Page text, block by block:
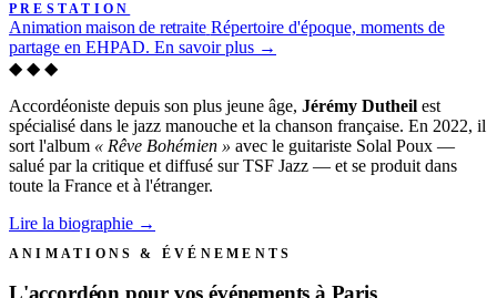
PRESTATION
Animation maison de retraite Répertoire d'époque, moments de
partage en EHPAD. En savoir plus →
◆ ◆ ◆
Accordéoniste depuis son plus jeune âge, Jérémy Dutheil est
spécialisé dans le jazz manouche et la chanson française. En 2022, il
sort l'album « Rêve Bohémien » avec le guitariste Solal Poux —
salué par la critique et diffusé sur TSF Jazz — et se produit dans
toute la France et à l'étranger.
Lire la biographie →
ANIMATIONS & ÉVÉNEMENTS
L'accordéon pour vos événements à Paris